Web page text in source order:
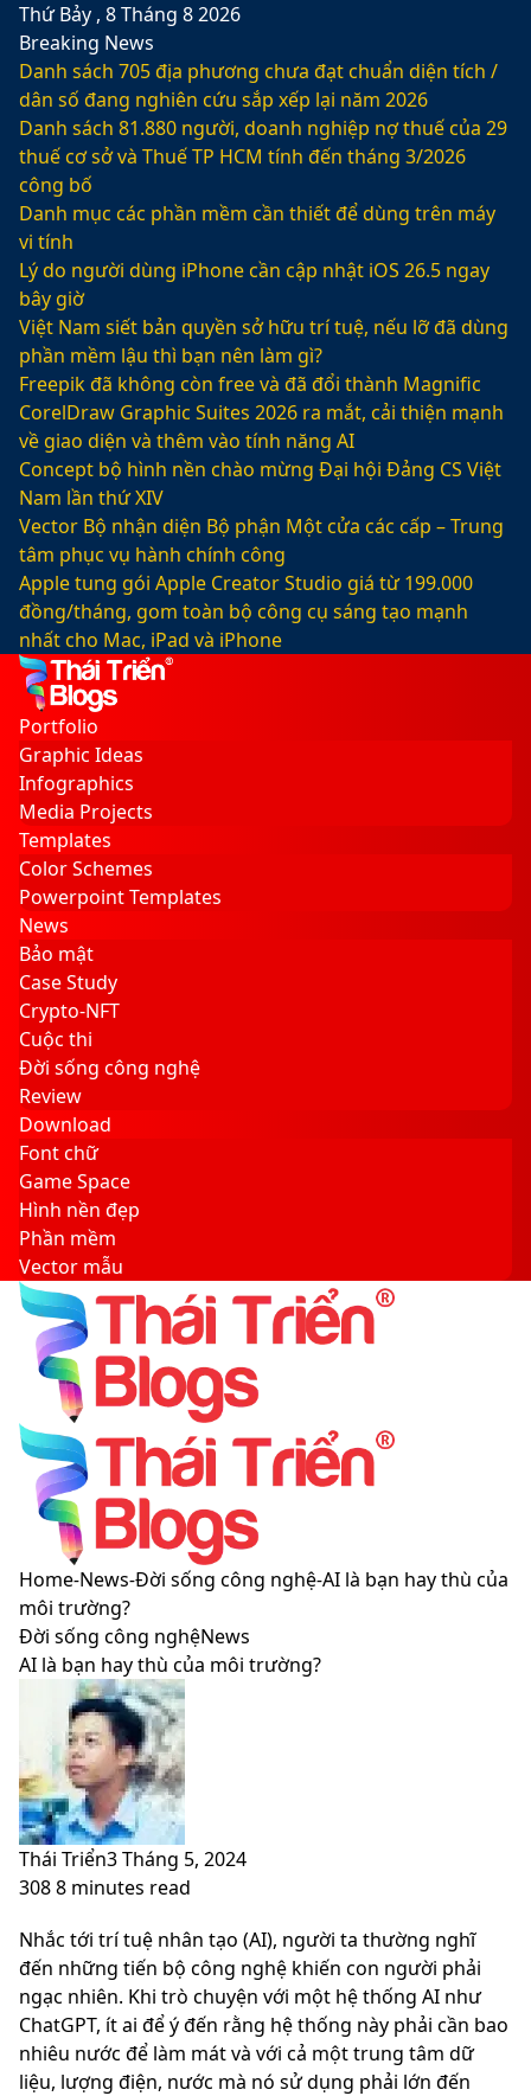
Thứ Bảy , 8 Tháng 8 2026
Breaking News
Danh sách 705 địa phương chưa đạt chuẩn diện tích /
dân số đang nghiên cứu sắp xếp lại năm 2026
Danh sách 81.880‬ người, doanh nghiệp nợ thuế của 29
thuế cơ sở và Thuế TP HCM tính đến tháng 3/2026
công bố
Danh mục các phần mềm cần thiết để dùng trên máy
vi tính
Lý do người dùng iPhone cần cập nhật iOS 26.5 ngay
bây giờ
Việt Nam siết bản quyền sở hữu trí tuệ, nếu lỡ đã dùng
phần mềm lậu thì bạn nên làm gì?
Freepik đã không còn free và đã đổi thành Magnific
CorelDraw Graphic Suites 2026 ra mắt, cải thiện mạnh
về giao diện và thêm vào tính năng AI
Concept bộ hình nền chào mừng Đại hội Đảng CS Việt
Nam lần thứ XIV
Vector Bộ nhận diện Bộ phận Một cửa các cấp – Trung
tâm phục vụ hành chính công
Apple tung gói Apple Creator Studio giá từ 199.000
đồng/tháng, gom toàn bộ công cụ sáng tạo mạnh
nhất cho Mac, iPad và iPhone
Facebook
X
LinkedIn
YouTube
Google
Play
Sidebar
Switch
skin
Portfolio
Graphic Ideas
Infographics
Media Projects
Templates
Color Schemes
Powerpoint Templates
News
Bảo mật
Case Study
Crypto-NFT
Cuộc thi
Đời sống công nghệ
Review
Download
Font chữ
Game Space
Hình nền đẹp
Phần mềm
Vector mẫu
Sidebar
Search
for
Menu
Switch
skin
Home-News-Đời sống công nghệ-AI là bạn hay thù của
môi trường?
Đời sống công nghệNews
AI là bạn hay thù của môi trường?
Thái Triển3 Tháng 5, 2024
3088 minutes read
via
Email
Nhắc tới trí tuệ nhân tạo (AI), người ta thường nghĩ
đến những tiến bộ công nghệ khiến con người phải
ngạc nhiên. Khi trò chuyện với một hệ thống AI như
ChatGPT, ít ai để ý đến rằng hệ thống này phải cần bao
nhiêu nước để làm mát và với cả một trung tâm dữ
liệu, lượng điện, nước mà nó sử dụng phải lớn đến